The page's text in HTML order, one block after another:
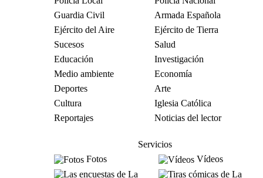
Guardia Civil
Armada Española
Ejército del Aire
Ejército de Tierra
Sucesos
Salud
Educación
Investigación
Medio ambiente
Economía
Deportes
Arte
Cultura
Iglesia Católica
Reportajes
Noticias del lector
Servicios
Fotos
Vídeos